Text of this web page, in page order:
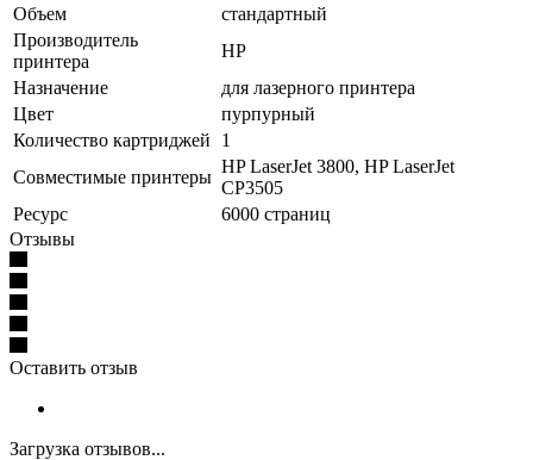
Объем
стандартный
Производитель
принтера
HP
Назначение
для лазерного принтера
Цвет
пурпурный
Количество картриджей
1
Совместимые принтеры
HP LaserJet 3800, HP LaserJet
CP3505
Ресурс
6000 страниц
Отзывы
Оставить отзыв
Загрузка отзывов...